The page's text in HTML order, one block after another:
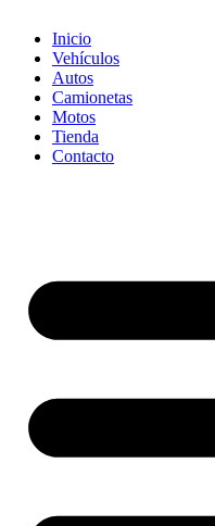
Inicio
Vehículos
Autos
Camionetas
Motos
Tienda
Contacto